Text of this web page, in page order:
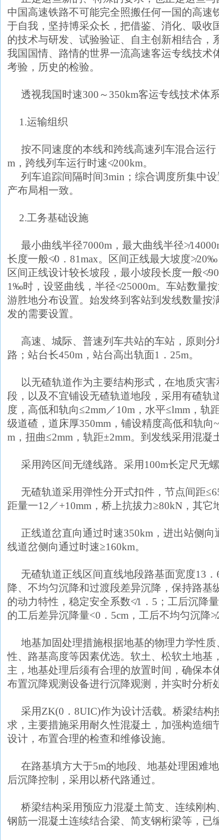
中国高速铁路不可能完全照搬任何一国的高速
于自我，坚持博采众长，把借鉴、消化、吸收
的技术与研发、试验验证、自主创新相结合，
我国国情、路情的世界一流高速客运专线技术
考验，历史的检验。
透视我国时速300 ～ 350km客运专线技术体
1.运输组织
按不同速度的本线和跨线高速列车混合运
m ，跨线列车运行时速≮200km。
列车追踪间隔时间3min ；综合调度所集中
产布局相一致。
2.工务基础设施
最小曲线半径7000m ，最大曲线半径≯
长度一般≮0 ． 81max。区间正线最大坡度≯20‰
区间正线设计较长坡段，最小坡段长度一般≮
1‰时，设竖曲线，半径≮25000m。车站数量
游胜地分布设置。始发终到客站到发线数量按
发的需要设置。
高速、城际、普速列车共站的车站，原则
路；站台长450m ，站台高出轨面1 ． 25m。
以无碴轨道作为主要结构形式，在地质灾
段，以及不宜铺设无碴轨道地段，采用有碴轨
度，高低和轨向≤2mm ／ 10m ，水平≤lmm ，轨
级道碴，道床厚350mm ，铺设精度高低和轨向
m ，扭曲≤2mm ，轨距±2mm。到发线采用混凝
采用跨区间无缝线路。采用 100m长定尺无
无碴轨道采用弹性分开式扣件，节点间距≤
距量一12 ／+10mm ，桥上抗拔力≥80kN ，其它
正线道岔直向通过时速350km ，进出站侧
线道岔侧向通过时速≥160km。
无碴轨道正线区间直线地段路基面宽度13 ．
降、不均匀沉降和过渡段差异沉降，保持路基
的动力特性，稳定安全系数≮1 ． 5 ；工后沉降
的工后差异沉降量<0 ． 5cm ，工后不均匀沉降≯
地基加固处理措施根据地基的物理力学性
性、路基高度等因素优选。软土、松软土地基
主，地基处理后须有合理的放置时间，确保本
布置沉降观测设备进行沉降观测，并实时分析
采用ZK(0 ． 8UIC)作为设计活载。桥梁结构
求，主要措施采用耐久性混凝土，加强构造细
设计，布置合理的检查和维修设施。
在路基填方大于5m的地段、地基处理困难
后沉降控制，采用以桥代路通过。
桥梁结构采用预应力混凝土简支、连续刚
钢筋一混凝土连续结合梁、简支钢桁梁等，已